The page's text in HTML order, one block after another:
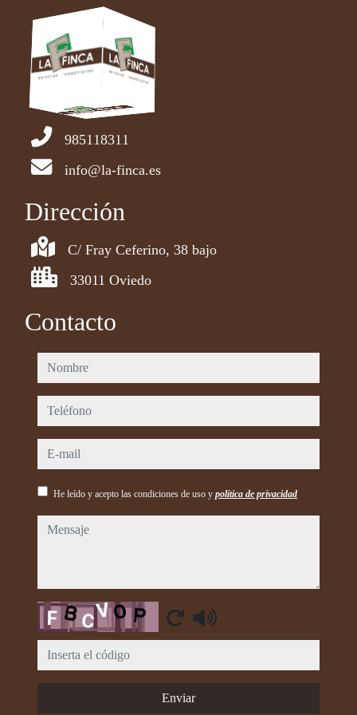
985118311
info@la-finca.es
Dirección
C/ Fray Ceferino, 38 bajo
33011 Oviedo
Contacto
nombre
teléfono
e-mail
He leído y acepto las condiciones de uso y política de privacidad
mensaje
Captcha
Enviar